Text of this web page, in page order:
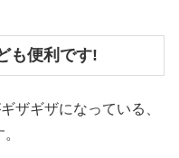
も便利です!
ザギザになっている、